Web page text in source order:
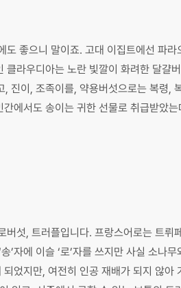
좋으니 말이죠. 고대 이집트에선 파
라우디아는 노란 빛깔이 화려한 달걀
이, 조족이를, 약용버섯으로는 복령,
에서도 송이는 귀한 선물로 취급받았
섯, 트러플입니다. 프랑스어로는 트
자에 이슬 ‘로’자를 쓰지만 사실 소나
었지만, 여전히 인공 재배가 되지 않